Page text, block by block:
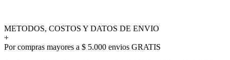
METODOS, COSTOS Y DATOS DE ENVIO
+
Por compras mayores a $ 5.000 envios GRATIS